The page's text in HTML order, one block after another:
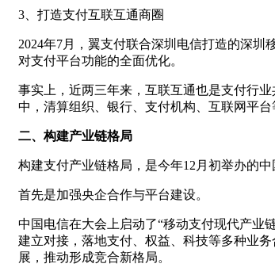
3、打造支付互联互通商圈
2024年7月，翼支付联合深圳电信打造的深
对支付平台功能的全面优化。
事实上，近两三年来，互联互通也是支付行
中，清算组织、银行、支付机构、互联网平
二、构建产业链格局
构建支付产业链格局，是今年12月初举办的
首先是加强央企合作与平台建设。
中国电信在大会上启动了“移动支付现代产业
建立对接，落地支付、权益、科技等多种业
展，推动形成竞合新格局。